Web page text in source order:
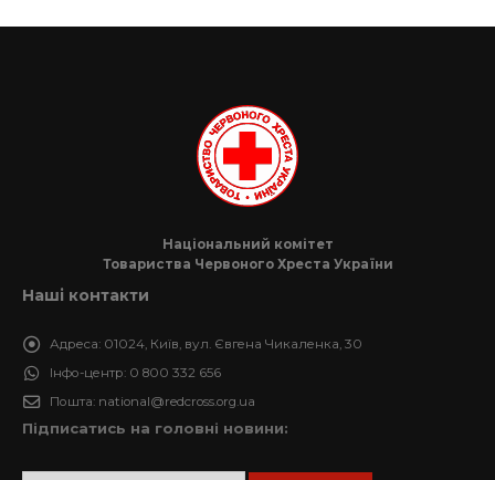
Національний комітет
Товариства Червоного Хреста України
Наші контакти
Адреса: 01024, Київ, вул. Євгена Чикаленка, 30
Інфо-центр: 0 800 332 656
Пошта: national@redcross.org.ua
Підписатись на головні новини: